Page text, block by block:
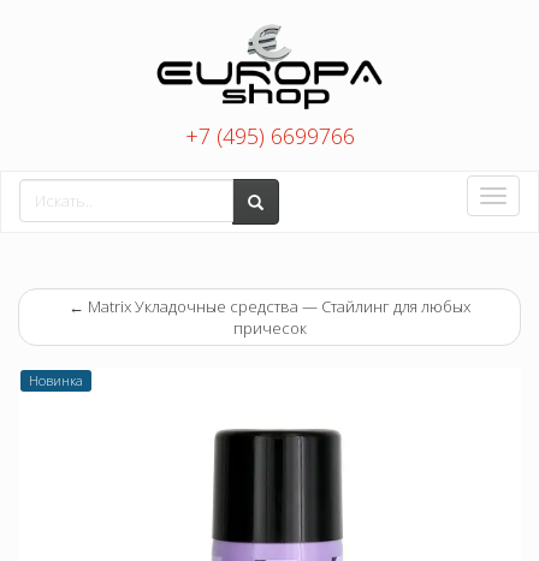
+7 (495) 6699766
Toggle
← Matrix Укладочные средства — Стайлинг для любых
причесок
Новинка